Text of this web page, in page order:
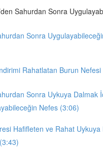
Sahurdan Sonra
Sonra
Rahatlatan Burun
Sonra Uykuya Dalmak
Nefes (3:06)
Hafifleten ve Rahat Uykuya